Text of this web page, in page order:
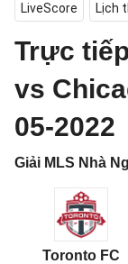
LiveScore Lịch
Trực
vs
05-2022
Giải MLS Nhà
Toronto FC